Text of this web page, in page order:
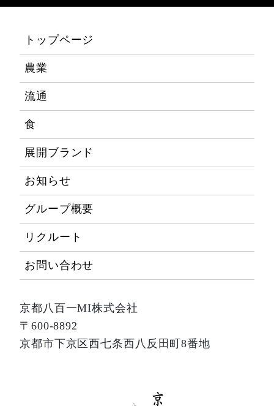
トップページ
農業
流通
食
展開ブランド
お知らせ
グループ概要
リクルート
お問い合わせ
京都八百一MI株式会社
〒600-8892
京都市下京区西七条西八反田町8番地